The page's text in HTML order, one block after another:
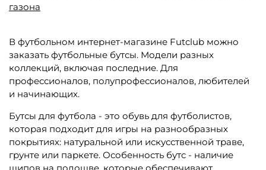
газона
В футбольном интернет-магазине Futclub можно
заказать футбольные бутсы. Модели разных
коллекций, включая последние. Для
профессионалов, полупрофессионалов, любителей
и начинающих.
Бутсы для футбола - это обувь для футболистов,
которая подходит для игры на разнообразных
покрытиях: натуральной или искусственной траве,
грунте или паркете. Особенность бутс - наличие